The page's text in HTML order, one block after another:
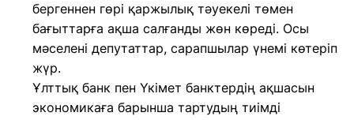
бергеннен гөрі қаржылық тәуекелі төмен
бағыттарға ақша салғанды жөн көреді. Осы
мәселені депутаттар, сарапшылар үнемі көтеріп
жүр.
Ұлттық банк пен Үкімет банктердің ақшасын
экономикаға барынша тартудың тиімді